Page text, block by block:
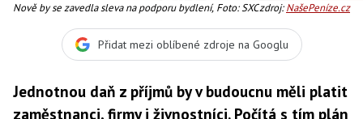
Nově by se zavedla sleva na podporu bydlení, Foto: SXCzdroj:NašePeníze.cz
Přidat mezi oblíbené zdroje na Googlu
Jednotnou daň z příjmů by v budoucnu měli platit
zaměstnanci, firmy i živnostníci. Počítá s tím plán